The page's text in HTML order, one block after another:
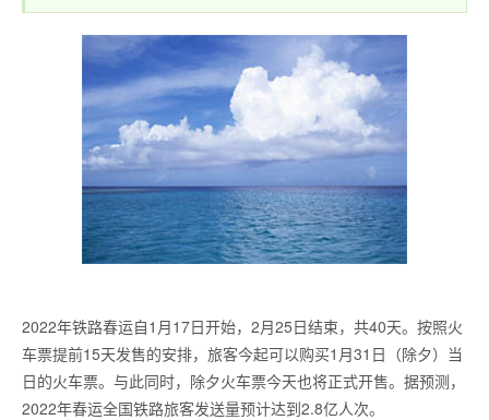
2022年铁路春运自1月17日开始，2月25日结束，共40天。按照火
车票提前15天发售的安排，旅客今起可以购买1月31日（除夕）当
日的火车票。与此同时，除夕火车票今天也将正式开售。据预测，
2022年春运全国铁路旅客发送量预计达到2.8亿人次。